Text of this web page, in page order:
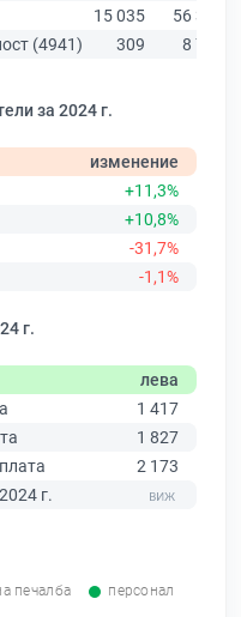
15 035
56 378
(4941)
309 8 756
за 2024 г.
изменение
+11,3%
+10,8%
-31,7%
-1,1%
г.
лева
1 417
1 827
2 173
г.
печалба персонал